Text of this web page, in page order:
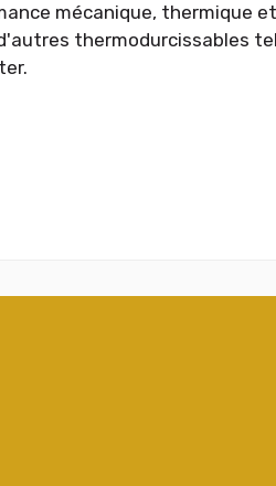
mécanique, thermique
thermodurcissables